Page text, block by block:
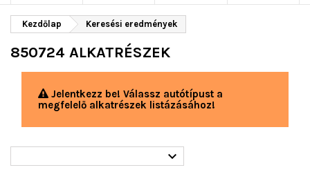
Kezdőlap Keresési eredmények
850724 ALKATRÉSZEK
Jelentkezz be! Válassz autótípust a
megfelelő alkatrészek listázásához!
